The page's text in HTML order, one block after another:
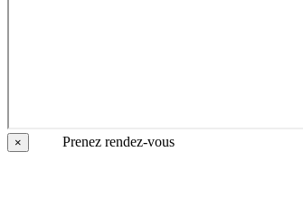
× Prenez rendez-vous